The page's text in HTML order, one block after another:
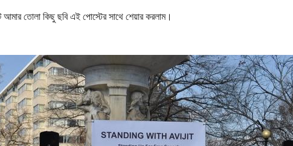
তোলা কিছু ছবি এই পোস্টের সাথে শেয়ার করলাম।